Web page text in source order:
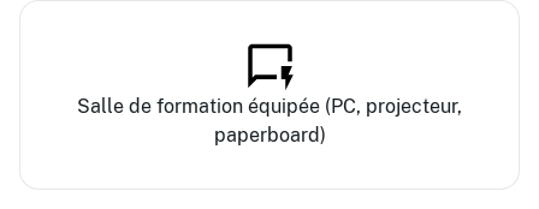
Salle de formation équipée (PC, projecteur,
paperboard)